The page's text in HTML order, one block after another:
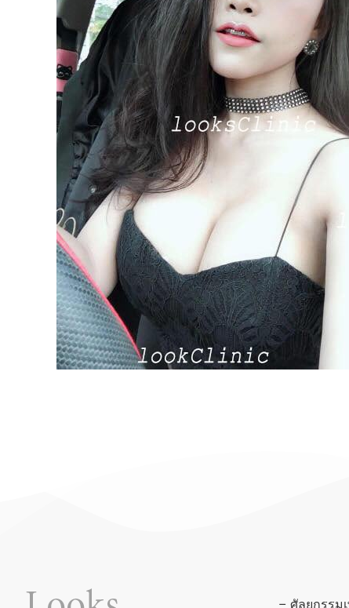
– ศัลยกรรม